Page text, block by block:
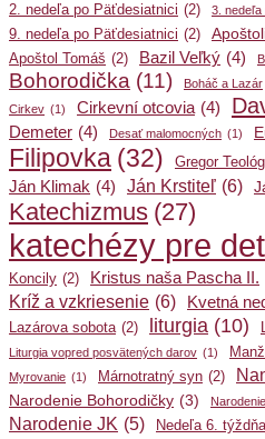
2. nedeľa po Päťdesiatnici (2) 3. nedeľa
9. nedeľa po Päťdesiatnici (2)
Apoštol Tomáš (2) Bazil Veľký (4)
Bohorodička (11) Boháč a Lazár
Cirkev (1) Cirkevní otcovia (4)
Demeter (4) Desať malomocných (1)
Filipovka (32) Gregor Teológ
Ján Klimak (4) Ján Krstiteľ (6)
Katechizmus (27)
katechézy pre
Koncily (2) Kristus naša Pascha II.
Kríž a vzkriesenie (6) Kvetná
Lazárova sobota (2) liturgia (10)
Liturgia vopred posvätených darov (1)
Myrovanie (1) Márnotratný syn (2)
Narodenie Bohorodičky (3)
Narodenie JK (5) Nedeľa 6.